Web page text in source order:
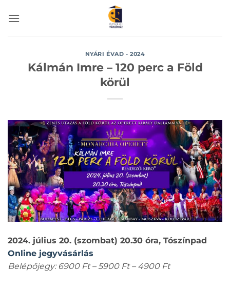
NYÁRI ÉVAD - 2024
Kálmán Imre – 120 perc a Föld
körül
2024. július 20. (szombat) 20.30 óra, Tószínpad
Online jegyvásárlás
Belépőjegy: 6900 Ft – 5900 Ft – 4900 Ft